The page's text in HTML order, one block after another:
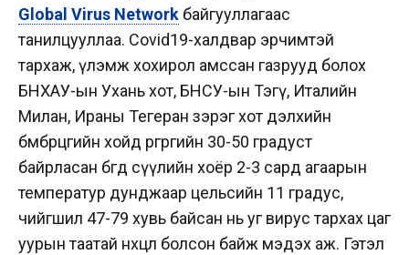
Global Virus Network байгууллагаас
танилцууллаа. Covid19-халдвар эрчимтэй
тархаж, үлэмж хохирол амссан газрууд болох
БНХАУ-ын Ухань хот, БНСУ-ын Тэгү, Италийн
Милан, Ираны Тегеран зэрэг хот дэлхийн
бөмбөрцгийн хойд өргөргийн 30-50 градуст
байрласан бөгөөд сүүлийн хоёр 2-3 сард агаарын
температур дунджаар цельсийн 11 градус,
чийгшил 47-79 хувь байсан нь уг вирус тархах цаг
уурын таатай нөхцөл болсон байж мэдэх аж. Гэтэл